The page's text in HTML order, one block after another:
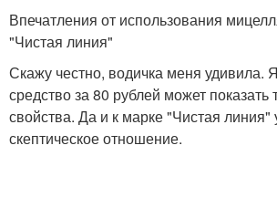
Впечатления от использования
"Чистая линия"
Скажу честно, водичка меня удивила.
средство за 80 рублей может
свойства. Да и к марке "Чистая
скептическое отношение.